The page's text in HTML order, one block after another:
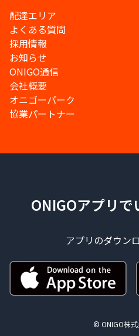
配達エリア
よくある質問
採用情報
お知らせ
ONIGO通信
会社概要
オニゴーパーク
協業パートナー
ONIGOアプリ
アプリのダウン
© ONIGO株